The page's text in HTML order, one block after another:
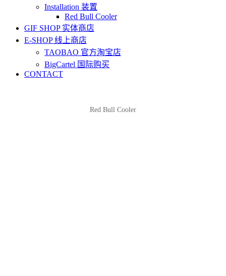
Installation 装置
Red Bull Cooler
GIF SHOP 实体商店
E-SHOP 线上商店
TAOBAO 官方淘宝店
BigCartel 国际购买
CONTACT
Red Bull Cooler